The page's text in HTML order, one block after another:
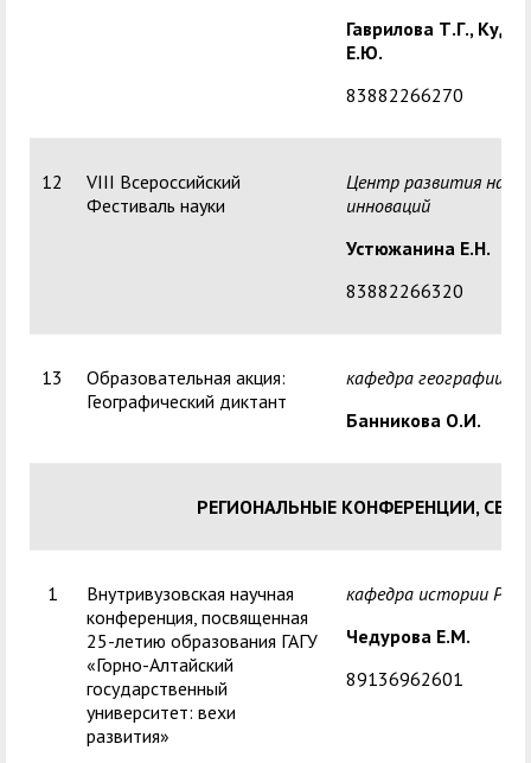
Гаврилова Т.Г.,
Е.Ю.
83882266270
12
VIII Всероссийский
Фестиваль науки
Центр развития
инноваций
Устюжанина Е.Н.
83882266320
13
Образовательная акция:
Географический диктант
кафедра географии
Банникова О.И.
РЕГИОНАЛЬНЫЕ КОНФЕРЕНЦИИ,
1
Внутривузовская научная
конференция, посвященная
25-летию образования ГАГУ
«Горно-Алтайский
государственный
университет: вехи
развития»
кафедра истории
Чедурова Е.М.
89136962601